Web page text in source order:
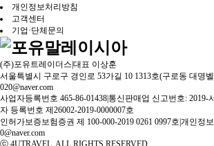
개인정보처리방침
고객센터
기업·단체문의
(주)포유트레이더스|대표 이상훈
서울특별시 구로구 경인로 53가길 10 1313호(구로동 대명
020@naver.com
사업자등록번호 465-86-01438|통신판매업 신고번호: 2019-
자 등록번호 제26002-2019-0000007호
인허가보증보험증권 제 100-000-2019 0261 0997호|개인정
0@naver.com
ⓒ 4UTRAVEL. ALL RIGHTS RESERVED.